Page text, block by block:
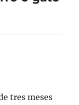
tres meses